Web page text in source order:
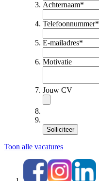
Achternaam*
Telefoonnummer*
E-mailadres*
Motivatie
Jouw CV
Solliciteer
Toon alle vacatures